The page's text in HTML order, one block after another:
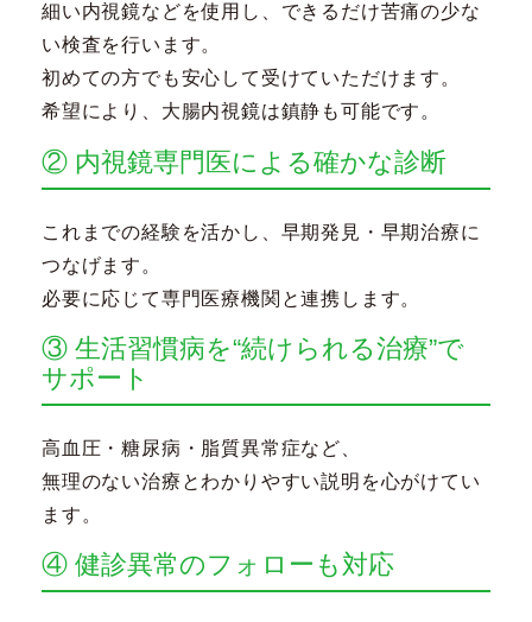
細い内視鏡などを使用し、できるだけ苦痛の少な
い検査を行います。
初めての方でも安心して受けていただけます。
希望により、大腸内視鏡は鎮静も可能です。
② 内視鏡専門医による確かな診断
これまでの経験を活かし、早期発見・早期治療に
つなげます。
必要に応じて専門医療機関と連携します。
③ 生活習慣病を“続けられる治療”で
サポート
高血圧・糖尿病・脂質異常症など、
無理のない治療とわかりやすい説明を心がけてい
ます。
④ 健診異常のフォローも対応